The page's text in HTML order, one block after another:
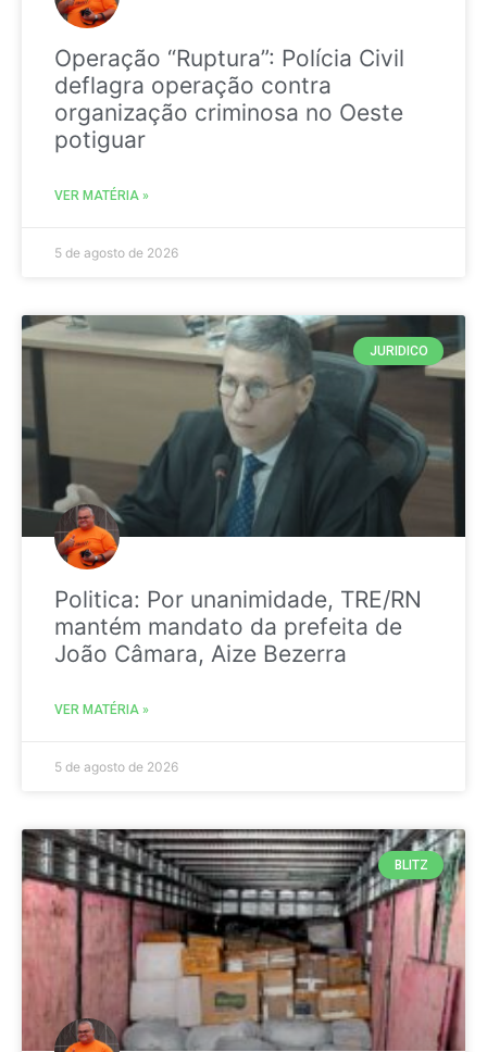
Operação “Ruptura”: Polícia Civil
deflagra operação contra
organização criminosa no Oeste
potiguar
VER MATÉRIA »
5 de agosto de 2026
JURIDICO
Politica: Por unanimidade, TRE/RN
mantém mandato da prefeita de
João Câmara, Aize Bezerra
VER MATÉRIA »
5 de agosto de 2026
BLITZ